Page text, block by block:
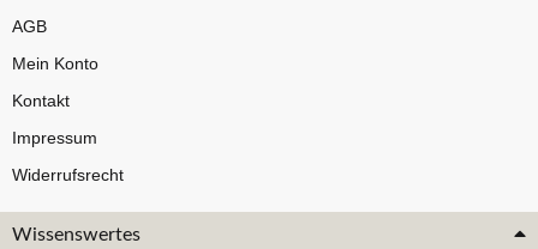
AGB
Mein Konto
Kontakt
Impressum
Widerrufsrecht
Wissenswertes